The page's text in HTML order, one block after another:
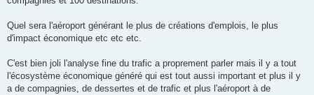
Quel sera l'aéroport générant le plus de créations d'emplois, le plus
d'impact économique etc etc etc.
C'est bien joli l'analyse fine du trafic a proprement parler mais il y a tout
l'écosystème économique généré qui est tout aussi important et plus il y
a de compagnies, de dessertes et de trafic et plus l'aéroport à de